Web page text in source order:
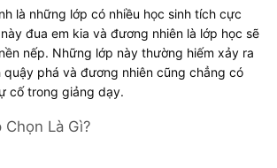
là những lớp có nhiều học sinh tích cực
đua em kia và đương nhiên là lớp học sẽ
nếp. Những lớp này thường hiếm xảy ra
quậy phá và đương nhiên cũng chẳng có
cố trong giảng dạy.
Là Gì?